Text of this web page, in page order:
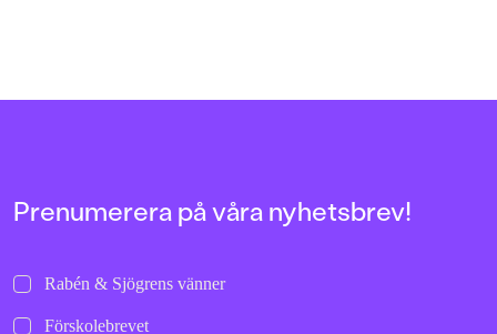
Prenumerera på våra nyhetsbrev!
Rabén & Sjögrens vänner
Förskolebrevet